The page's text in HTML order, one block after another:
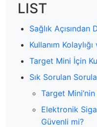
LIST
Sağlık Açısından
Kullanım
Target Mini İçin
Sık Sorulan
Target
Elektronik
Güvenli mi?